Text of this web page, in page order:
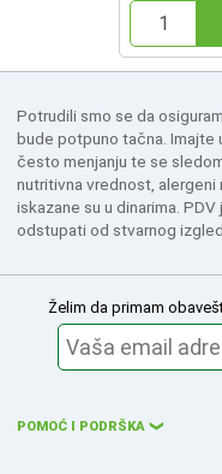
Potrudili smo se da
bude potpuno tačna. Imajte
često menjanju te se
nutritivna vrednost,
iskazane su u dinarima.
odstupati od stvarnog
Želim da primam
POMOĆ I PODRŠKA ❮